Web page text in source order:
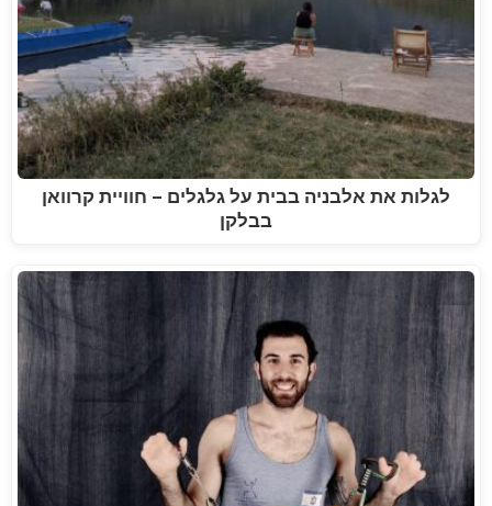
לגלות את אלבניה בבית על גלגלים – חוויית קרוואן
בבלקן